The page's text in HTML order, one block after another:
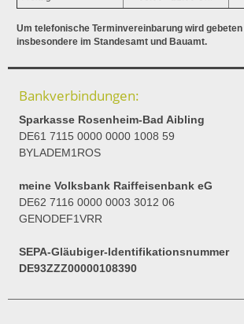
Um telefonische Terminvereinbarung wird gebeten
insbesondere im Standesamt und Bauamt.
Bankverbindungen:
Sparkasse Rosenheim-Bad Aibling
DE61 7115 0000 0000 1008 59
BYLADEM1ROS
meine Volksbank Raiffeisenbank eG
DE62 7116 0000 0003 3012 06
GENODEF1VRR
SEPA-Gläubiger-Identifikationsnummer
DE93ZZZ00000108390